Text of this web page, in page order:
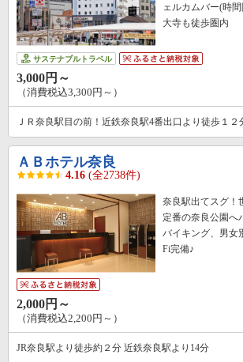
ェルカムバー(時
大寺も徒歩圏内
サステナブルトラベル
3,000円～
（消費税込3,300円～）
ＪＲ奈良駅目の前！近鉄奈良駅4番出口より徒歩１２
ＡＢホテル奈良
4.16 (全2738件)
奈良駅出てスグ！
定番の奈良公園へ
バイキング、男女
Fi完備♪
2,000円～
（消費税込2,200円～）
JR奈良駅より徒歩約２分 近鉄奈良駅より14分